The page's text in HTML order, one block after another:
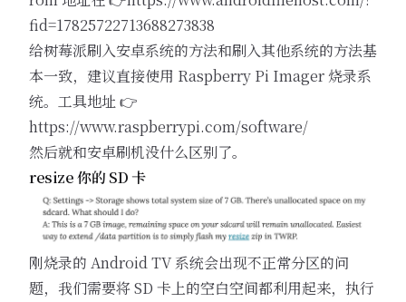
fid=17825722713688273838
给树莓派刷入安卓系统的方法和刷入其他系统的方法基
本一致，建议直接使用 Raspberry Pi Imager 烧录系
统。工具地址 👉
https://www.raspberrypi.com/software/
然后就和安卓刷机没什么区别了。
resize 你的 SD 卡
刚烧录的 Android TV 系统会出现不正常分区的问
题，我们需要将 SD 卡上的空白空间都利用起来，执行